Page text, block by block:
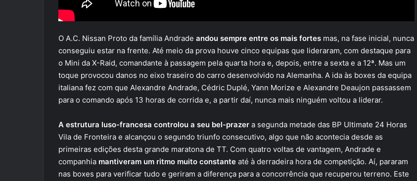
O A.C. Nissan Proto da família Andrade andou sempre entre os mais fortes mas, na fase inicial, nunca
conseguiu estar na frente. Até meio da prova houve cinco equipas que lideraram, com destaque para
o Mini da X-Raid, comandante à passagem pela quarta hora e, depois, entre a sexta e a 12ª. Mas um
toque provocou danos no eixo traseiro do carro desenvolvido na Alemanha. A ida às boxes da equipa
italiana fez com que Alexandre Andrade, Cédric Duplé, Yann Morize e Alexandre Deaujon passassem
para o comando após 13 horas de corrida e, a partir daí, nunca mais ninguém voltou a liderar.
A estrutura luso-francesa controlou a seu bel-prazer a segunda metade das BP Ultimate 24 Horas
Vila de Fronteira e alcançou o segundo triunfo consecutivo, algo que não acontecia desde as
primeiras edições desta grande maratona de TT. Com quatro voltas de vantagem, Andrade e
companhia mantiveram um ritmo muito constante até à derradeira hora de competição. Aí, pararam
nas boxes para verificar tudo e geriram a diferença para a concorrência que recuperou terreno. Este